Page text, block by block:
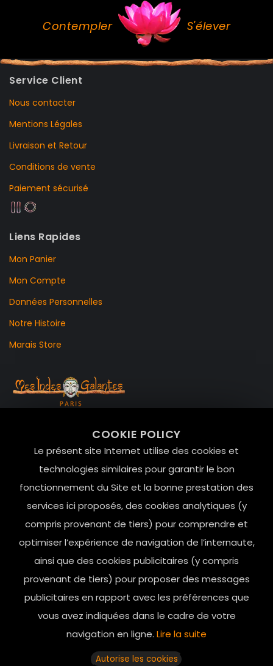
COOKIE POLICY
Le présent site Internet utilise des cookies et
technologies similaires pour garantir le bon
fonctionnement du Site et la bonne prestation des
services ici proposés, des cookies analytiques (y
compris provenant de tiers) pour comprendre et
optimiser l’expérience de navigation de l’internaute,
ainsi que des cookies publicitaires (y compris
provenant de tiers) pour proposer des messages
publicitaires en rapport avec les préférences que
vous avez indiquées dans le cadre de votre
navigation en ligne. Lire la suite
Autorise les cookies
Contempler S'élever
Service Client
Nous contacter
Mentions Légales
Livraison et Retour
Conditions de vente
Paiement sécurisé
Liens Rapides
Mon Panier
Mon Compte
Données Personnelles
Notre Histoire
Marais Store
Le Marais, 75004 Paris
contact@mesindesgalantes.com
01.42.72.42.51
Horaires d’ouverture: 11h - 19h30 Du lundi au dimanche